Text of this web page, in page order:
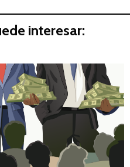
interesar: